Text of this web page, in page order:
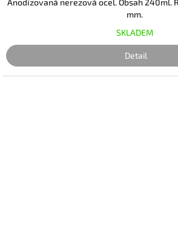
Anodizovaná nerezová ocel. Obsah 240ml.
mm.
SKLADEM
Detail